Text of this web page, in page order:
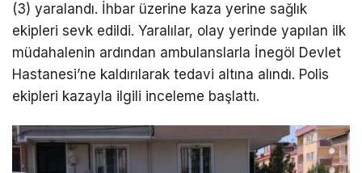
(3) yaralandı. İhbar üzerine kaza yerine sağlık
ekipleri sevk edildi. Yaralılar, olay yerinde yapılan ilk
müdahalenin ardından ambulanslarla İnegöl Devlet
Hastanesi’ne kaldırılarak tedavi altına alındı. Polis
ekipleri kazayla ilgili inceleme başlattı.